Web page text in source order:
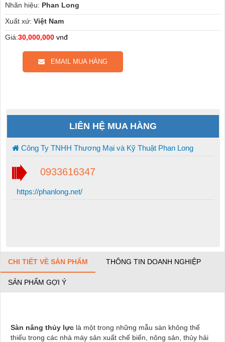
Nhãn hiệu: Phan Long
Xuất xứ: Việt Nam
Giá:30,000,000 vnđ
EMAIL MUA HÀNG
LIÊN HỆ MUA HÀNG
Công Ty TNHH Thương Mại và Kỹ Thuật Phan Long
0933616347
https://phanlong.net/
CHI TIẾT VỀ SẢN PHẨM THÔNG TIN DOANH NGHIỆP
SẢN PHẨM GỢI Ý
Sàn nâng thủy lực là một trong những mẫu sàn không thể
thiếu trong các nhà máy sản xuất chế biến, nông sản, thủy hải